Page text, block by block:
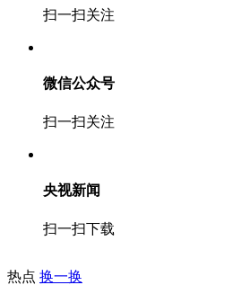
扫一扫关注
微信公众号
扫一扫关注
央视新闻
扫一扫下载
热点 换一换